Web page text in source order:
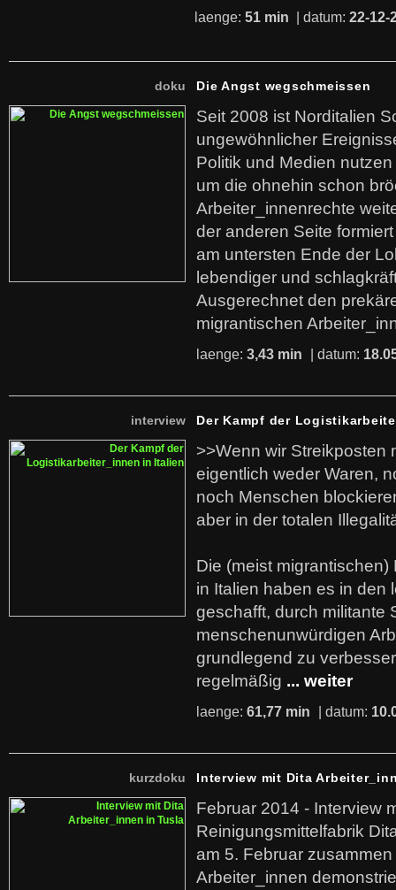
laenge: 51 min | datum: 22-12-
doku Die Angst wegschmeissen
Seit 2008 ist Norditalien
ungewöhnlicher
Politik und Medien
um die ohnehin schon
Arbeiter_innenrechte
der anderen Seite
am untersten Ende der
lebendiger und
Ausgerechnet den
migrantischen
laenge: 3,43 min | datum:
interview Der Kampf der
>>Wenn wir Streikposten
eigentlich weder Waren,
noch Menschen
aber in der totalen
Die (meist
in Italien haben es in den
geschafft, durch militante
menschenunwürdigen
grundlegend zu
regelmäßig ... weiter
laenge: 61,77 min | datum:
kurzdoku Interview mit Dita
Februar 2014 - Interview
Reinigungsmittelfabrik
am 5. Februar
Arbeiter_innen